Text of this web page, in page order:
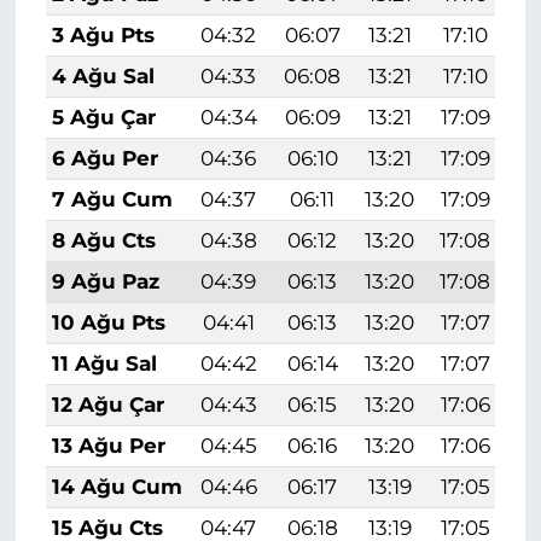
3 Ağu Pts
04:32 06:07 13:21 17:10
4 Ağu Sal
04:33 06:08 13:21 17:10
5 Ağu Çar
04:34 06:09 13:21 17:09
6 Ağu Per
04:36 06:10 13:21 17:09
7 Ağu Cum
04:37 06:11 13:20 17:09
8 Ağu Cts
04:38 06:12 13:20 17:08
9 Ağu Paz
04:39 06:13 13:20 17:08
10 Ağu Pts
04:41 06:13 13:20 17:07
11 Ağu Sal
04:42 06:14 13:20 17:07
12 Ağu Çar
04:43 06:15 13:20 17:06
13 Ağu Per
04:45 06:16 13:20 17:06
14 Ağu Cum
04:46 06:17 13:19 17:05
15 Ağu Cts
04:47 06:18 13:19 17:05